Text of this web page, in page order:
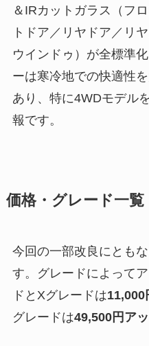
＆IRカットガラス（フ
トドア／リヤドア／リ
ウインドゥ）が全標準
ーは寒冷地での快適性
あり、特に4WDモデル
報です。
価格・グレード一覧
今回の一部改良にとも
す。グレードによって
ドとXグレードは11,000
グレードは49,500円ア